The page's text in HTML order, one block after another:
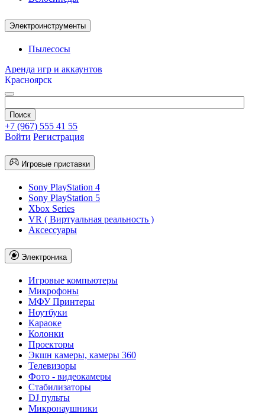
Электроинструменты
Пылесосы
Аренда игр и аккаунтов
Красноярск
+7 (967) 555 41 55
Войти Регистрация
Игровые приставки
Sony PlayStation 4
Sony PlayStation 5
Xbox Series
VR ( Виртуальная реальность )
Аксессуары
Электроника
Игровые компьютеры
Микрофоны
МФУ Принтеры
Ноутбуки
Караоке
Колонки
Проекторы
Экшн камеры, камеры 360
Телевизоры
Фото - видеокамеры
Стабилизаторы
DJ пульты
Микронаушники